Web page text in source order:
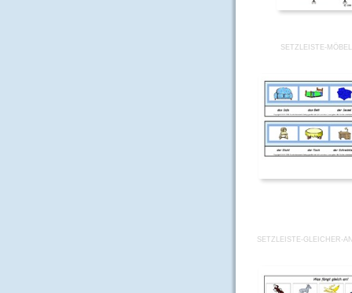
SETZLEISTE-
SETZLEISTE-GLEICHER-